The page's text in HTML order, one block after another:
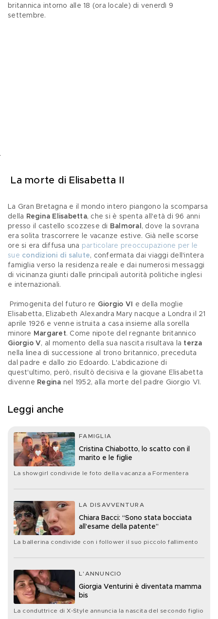
britannica intorno alle 18 (ora locale) di venerdì 9
settembre.
La morte di Elisabetta II
La Gran Bretagna e il mondo intero piangono la scomparsa
della Regina Elisabetta, che si è spenta all'età di 96 anni
presso il castello scozzese di Balmoral , dove la sovrana
era solita trascorrere le vacanze estive. Già nelle scorse
ore si era diffusa una particolare preoccupazione per le
sue condizioni di salute, confermata dai viaggi dell'intera
famiglia verso la residenza reale e dai numerosi messaggi
di vicinanza giunti dalle principali autorità politiche inglesi
e internazionali.
Primogenita del futuro re Giorgio VI
e della moglie
Elisabetta, Elizabeth Alexandra Mary nacque a Londra il 21
aprile 1926 e venne istruita a casa insieme alla sorella
minore Margaret. Come nipote del regnante britannico
Giorgio V, al momento della sua nascita risultava la terza
nella linea di successione al trono britannico, preceduta
dal padre e dallo zio Edoardo. L'abdicazione di
quest'ultimo, però, risultò decisiva e la giovane Elisabetta
divenne Regina nel 1952, alla morte del padre Giorgio VI.
Leggi anche
FAMIGLIA
Cristina Chiabotto, lo scatto con il
marito e le figlie
La showgirl condivide le foto della vacanza a Formentera
LA DISAVVENTURA
Chiara Bacci: “Sono stata bocciata
all’esame della patente”
La ballerina condivide con i follower il suo piccolo fallimento
L'ANNUNCIO
Giorgia Venturini è diventata mamma
bis
La conduttrice di X-Style annuncia la nascita del secondo figlio